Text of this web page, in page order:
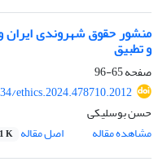
منشور حقوق شهروندی ایران و
و تطبیق
صفحه65-96
ethics.2024.478710.2012
حسن بوسلیکی
مشاهده مقاله
اصل مقاله K